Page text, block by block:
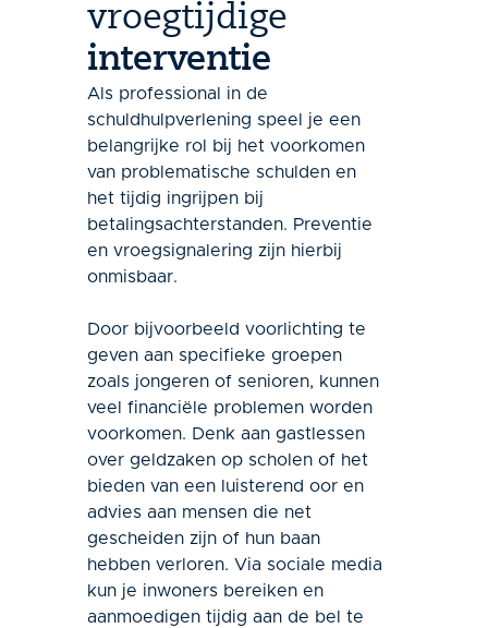
vroegtijdige
interventie
Als professional in de
schuldhulpverlening speel je een
belangrijke rol bij het voorkomen
van problematische schulden en
het tijdig ingrijpen bij
betalingsachterstanden. Preventie
en vroegsignalering zijn hierbij
onmisbaar.
Door bijvoorbeeld voorlichting te
geven aan specifieke groepen
zoals jongeren of senioren, kunnen
veel financiële problemen worden
voorkomen. Denk aan gastlessen
over geldzaken op scholen of het
bieden van een luisterend oor en
advies aan mensen die net
gescheiden zijn of hun baan
hebben verloren. Via sociale media
kun je inwoners bereiken en
aanmoedigen tijdig aan de bel te